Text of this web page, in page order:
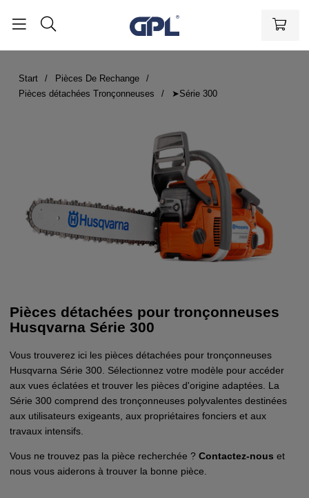
Start
Pièces De Rechange
Pièces détachées Tronçonneuses
➤Série 300
Pièces détachées pour tronçonneuses
Husqvarna Série 300
Vous trouverez ici les pièces détachées pour tronçonneuses
Husqvarna Série 300. Sélectionnez votre modèle pour accéder
aux vues éclatées et trouver les pièces d'origine adaptées. La
Série 300 comprend des tronçonneuses polyvalentes destinées
aux utilisateurs exigeants, aux propriétaires fonciers et aux
travaux intensifs.
Vous ne trouvez pas la pièce recherchée ? Contactez-nous et
nous vous aiderons à trouver la bonne pièce.